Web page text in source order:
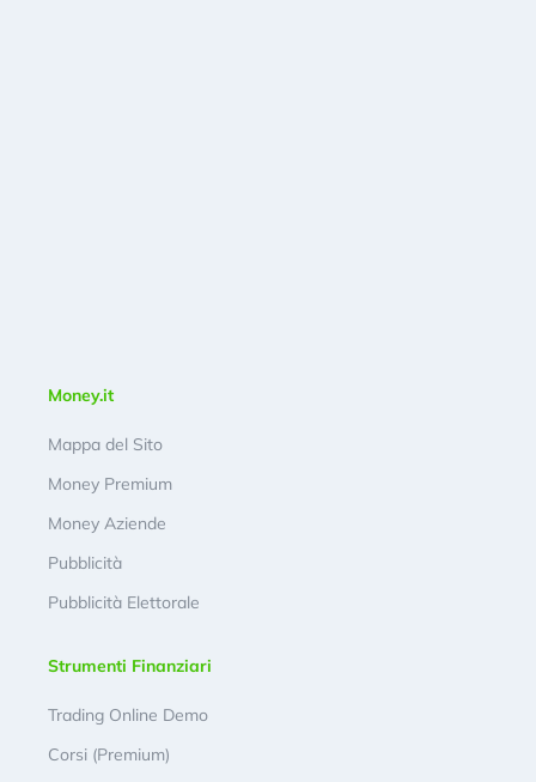
Money.it
Mappa del Sito
Money Premium
Money Aziende
Pubblicità
Pubblicità Elettorale
Strumenti Finanziari
Trading Online Demo
Corsi (Premium)